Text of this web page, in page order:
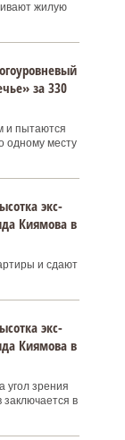
жилую
за 330
и пытаются
одному месту
экс-
Киямова в
и сдают
экс-
Киямова в
угол зрения
заключается в